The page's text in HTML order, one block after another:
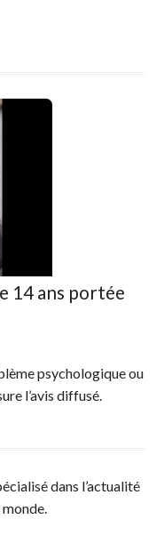
14 ans portée
psychologique ou
l’avis diffusé.
dans l’actualité